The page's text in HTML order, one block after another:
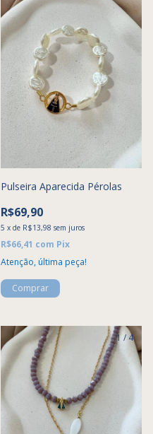
Pulseira Aparecida Pérolas
R$69,90
5 x de R$13,98 sem juros
R$66,41 com Pix
Atenção, última peça!
Comprar
1/ 4